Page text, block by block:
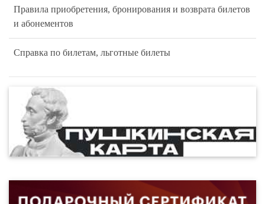
Правила приобретения, бронирования и возврата билетов
и абонементов
Справка по билетам, льготные билеты